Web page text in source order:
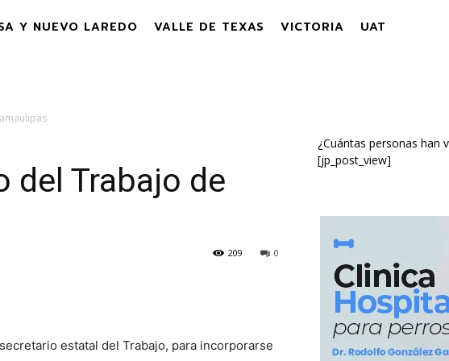
Y NUEVO LAREDO VALLE DE TEXAS VICTORIA UAT
del Trabajo de
0
209
estatal del Trabajo, para incorporarse
¿Cuántas personas han
[jp_post_view]